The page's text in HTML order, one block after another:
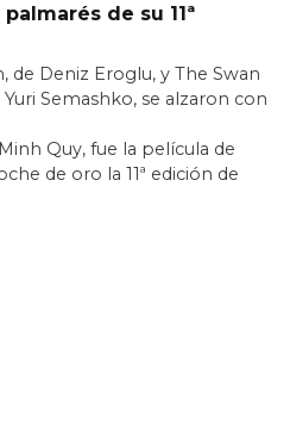
de su 11ª
de Deniz Eroglu, y The Swan
Semashko, se alzaron con
Quy, fue la película de
de oro la 11ª edición de